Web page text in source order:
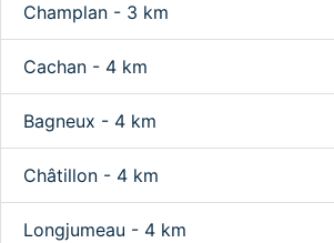
Champlan - 3 km
Cachan - 4 km
Bagneux - 4 km
Châtillon - 4 km
Longjumeau - 4 km